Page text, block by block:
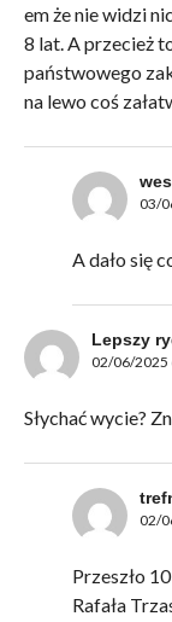
em że nie widzi
8 lat. A przecież
państwowego
na lewo coś
03/
A dało się
Lepszy
02/06/2025
Słychać wycie?
02/
Przeszło
Rafała